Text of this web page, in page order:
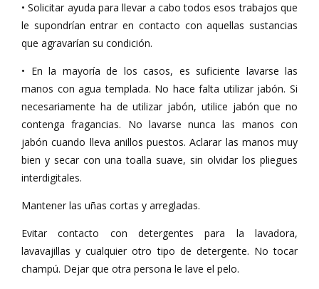
• Solicitar ayuda para llevar a cabo todos esos trabajos que
le supondrían entrar en contacto con aquellas sustancias
que agravarían su condición.
• En la mayoría de los casos, es suficiente lavarse las
manos con agua templada. No hace falta utilizar jabón. Si
necesariamente ha de utilizar jabón, utilice jabón que no
contenga fragancias. No lavarse nunca las manos con
jabón cuando lleva anillos puestos. Aclarar las manos muy
bien y secar con una toalla suave, sin olvidar los pliegues
interdigitales.
Mantener las uñas cortas y arregladas.
Evitar contacto con detergentes para la lavadora,
lavavajillas y cualquier otro tipo de detergente. No tocar
champú. Dejar que otra persona le lave el pelo.